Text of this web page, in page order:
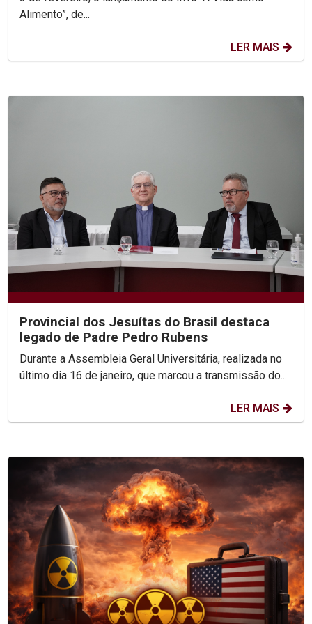
Alimento”, de...
LER MAIS
Provincial dos Jesuítas do Brasil destaca
legado de Padre Pedro Rubens
Durante a Assembleia Geral Universitária, realizada no
último dia 16 de janeiro, que marcou a transmissão do...
LER MAIS